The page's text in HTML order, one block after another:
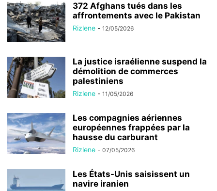
372 Afghans tués dans les
affrontements avec le Pakistan
Rizlene - 12/05/2026
La justice israélienne suspend la
démolition de commerces
palestiniens
Rizlene - 11/05/2026
Les compagnies aériennes
européennes frappées par la
hausse du carburant
Rizlene - 07/05/2026
Les États-Unis saisissent un
navire iranien